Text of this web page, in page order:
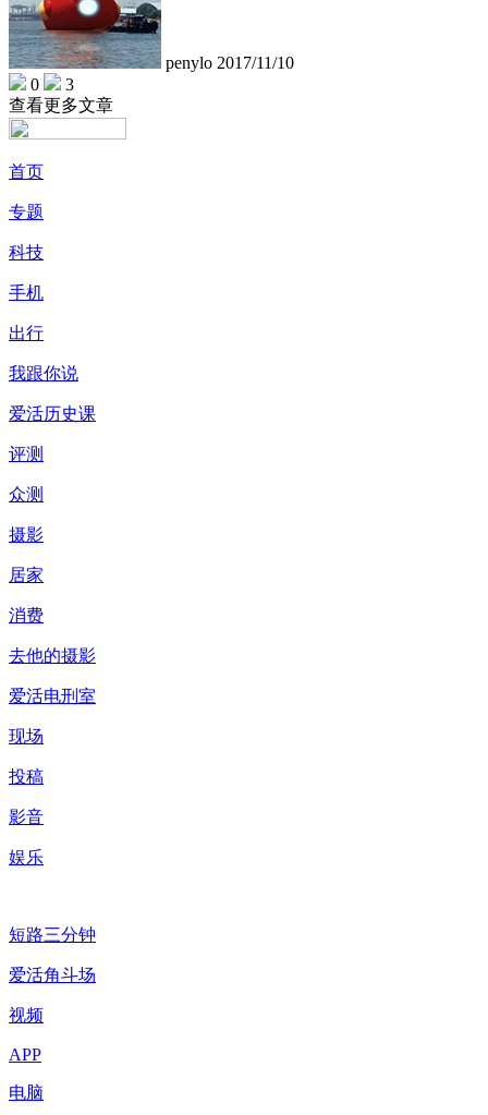
penylo 2017/11/10
0
3
查看更多文章
首页
专题
科技
手机
出行
我跟你说
爱活历史课
评测
众测
摄影
居家
消费
去他的摄影
爱活电刑室
现场
投稿
影音
娱乐
短路三分钟
爱活角斗场
视频
APP
电脑